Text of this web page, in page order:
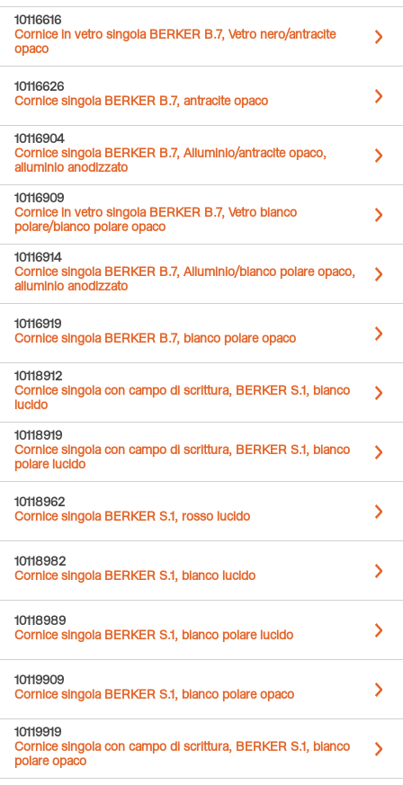
10116616
Cornice in vetro singola BERKER B.7, Vetro nero/antracite
opaco
10116626
Cornice singola BERKER B.7, antracite opaco
10116904
Cornice singola BERKER B.7, Alluminio/antracite opaco,
alluminio anodizzato
10116909
Cornice in vetro singola BERKER B.7, Vetro bianco
polare/bianco polare opaco
10116914
Cornice singola BERKER B.7, Alluminio/bianco polare opaco,
alluminio anodizzato
10116919
Cornice singola BERKER B.7, bianco polare opaco
10118912
Cornice singola con campo di scrittura, BERKER S.1, bianco
lucido
10118919
Cornice singola con campo di scrittura, BERKER S.1, bianco
polare lucido
10118962
Cornice singola BERKER S.1, rosso lucido
10118982
Cornice singola BERKER S.1, bianco lucido
10118989
Cornice singola BERKER S.1, bianco polare lucido
10119909
Cornice singola BERKER S.1, bianco polare opaco
10119919
Cornice singola con campo di scrittura, BERKER S.1, bianco
polare opaco